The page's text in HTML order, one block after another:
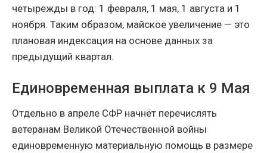
четырежды в год: 1 февраля, 1 мая, 1 августа и 1
ноября. Таким образом, майское увеличение — это
плановая индексация на основе данных за
предыдущий квартал.
Единовременная выплата к 9 Мая
Отдельно в апреле СФР начнёт перечислять
ветеранам Великой Отечественной войны
единовременную материальную помощь в размере